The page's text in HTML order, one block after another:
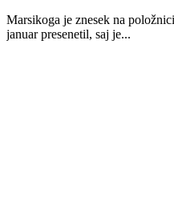
Marsikoga je znesek na
januar presenetil, saj je...